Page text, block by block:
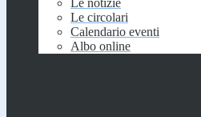
Le notizie
Le circolari
Calendario eventi
Albo online